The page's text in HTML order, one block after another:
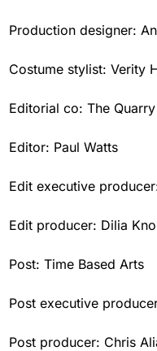
Production designer:
Costume stylist: Verity
Editorial co: The Quarry
Editor: Paul Watts
Edit executive
Edit producer: Dilia
Post: Time Based Arts
Post executive
Post producer: Chris